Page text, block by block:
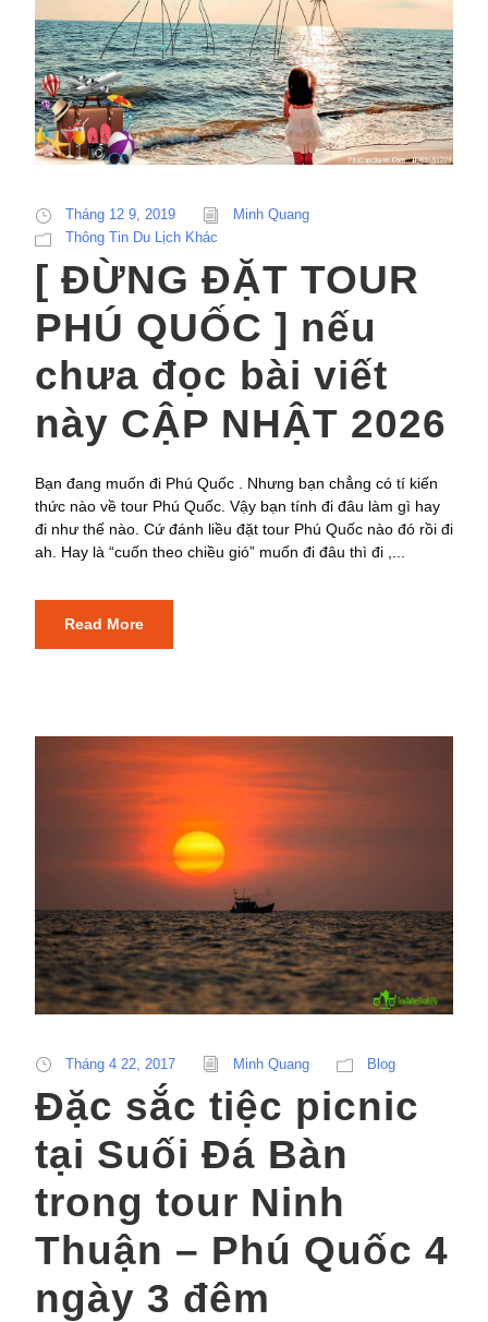
Tháng 12 9, 2019
Minh Quang
Thông Tin Du Lịch Khác
[ ĐỪNG ĐẶT TOUR
PHÚ QUỐC ] nếu
chưa đọc bài viết
này CẬP NHẬT 2026
Bạn đang muốn đi Phú Quốc . Nhưng bạn chẳng có tí kiến
thức nào về tour Phú Quốc. Vậy bạn tính đi đâu làm gì hay
đi như thế nào. Cứ đánh liều đặt tour Phú Quốc nào đó rồi đi
ah. Hay là “cuốn theo chiều gió” muốn đi đâu thì đi ,...
Read More
Tháng 4 22, 2017 Minh Quang Blog
Đặc sắc tiệc picnic
tại Suối Đá Bàn
trong tour Ninh
Thuận – Phú Quốc 4
ngày 3 đêm